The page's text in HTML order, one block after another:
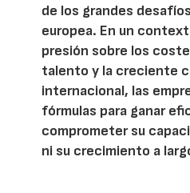
de los grandes
europea. En un
presión sobre los
talento y la creciente
internacional, las
fórmulas para ganar
comprometer su
ni su crecimiento a